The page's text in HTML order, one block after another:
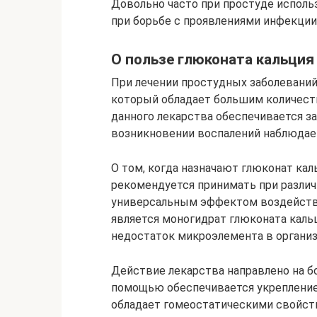
Довольно часто при простуде
при борьбе с проявлениями
О пользе глюконата кальция
При лечении простудных
который обладает большим
данного лекарства обеспечивается
возникновении воспалений
О том, когда назначают глюконат
рекомендуется принимать при
универсальным эффектом
является моногидрат глюконата
недостаток микроэлемента в
Действие лекарства направлено на
помощью обеспечивается
обладает гомеостатическими